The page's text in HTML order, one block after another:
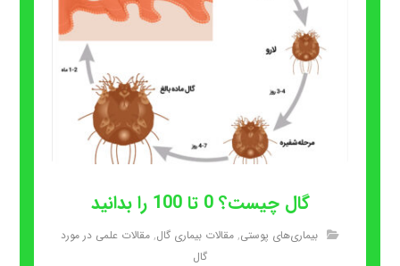
گال چیست؟ 0 تا 100 را بدانید
بیماری‌های پوستی, مقالات بیماری گال, مقالات علمی در مورد
گال